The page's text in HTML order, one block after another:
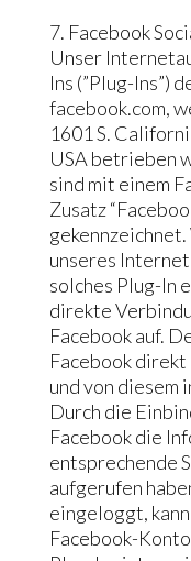
7. Facebook
Unser
Ins (”Plug-Ins”)
facebook.com,
1601 S.
USA betrieben
sind mit einem
Zusatz
unseres
solches Plug-In
direkte
Facebook auf.
Facebook
und von diesem
Durch die
Facebook die
entsprechende
aufgerufen
eingeloggt,
Facebook-